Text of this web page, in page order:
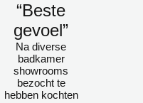
“Beste
gevoel”
Na diverse
badkamer
showrooms
bezocht te
hebben kochten